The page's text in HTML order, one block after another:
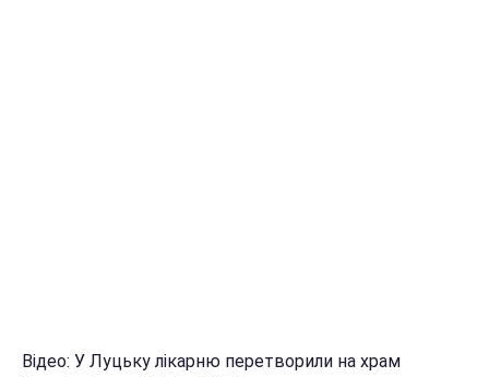
Відео: У Луцьку лікарню перетворили на храм